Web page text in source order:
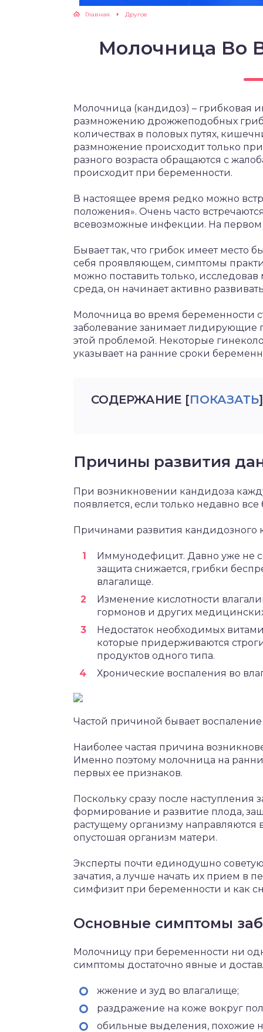
Главная Другое
Молочница Во
Молочница (кандидоз) – грибковая
размножению дрожжеподобных
количествах в половых путях,
размножение происходит только
разного возраста обращаются с
происходит при беременности.
В настоящее время редко можно
положения». Очень часто
всевозможные инфекции. На первом
Бывает так, что грибок имеет место
себя проявляющем, симптомы
можно поставить только, исследовав
среда, он начинает активно
Молочница во время беременности
заболевание занимает лидирующие
этой проблемой. Некоторые
указывает на ранние сроки
СОДЕРЖАНИЕ [ПОКАЗАТЬ]
Причины развития
При возникновении кандидоза
появляется, если только недавно
Причинами развития кандидозного
Иммунодефицит. Давно уже не
защита снижается, грибки
влагалище.
Изменение кислотности
гормонов и других
Недостаток необходимых
которые придерживаются
продуктов одного типа.
Хронические воспаления во
Частой причиной бывает
Наиболее частая причина
Именно поэтому молочница на
первых ее признаков.
Поскольку сразу после наступления
формирование и развитие плода,
растущему организму
опустошая организм матери.
Эксперты почти единодушно
зачатия, а лучше начать их прием в
симфизит при беременности и как
Основные симптомы
Молочницу при беременности ни
симптомы достаточно явные и
жжение и зуд во влагалище;
раздражение на коже вокруг
обильные выделения, похожие